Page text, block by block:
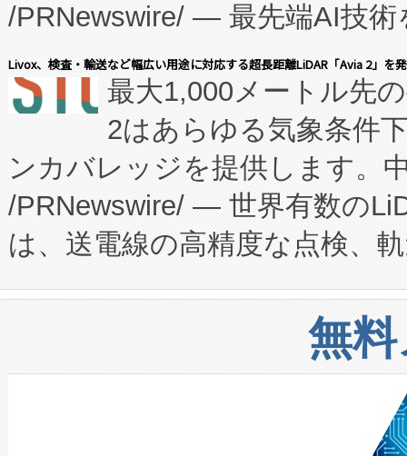
キー方式で拡張性が高く、持
す。FCCM‑を活用した現地生
患者にとっての費用負担を大
のアクセスを大幅に拡大する
Fully-Connected Continuous
プログラムには、施設設計・
に関する技術移転および知的
構造化トレーニングカリキュ
上げおよび商用化段階におけ
設備整備および立ち上げ調整
加組織は、Enzeneのバイオ
選定された製品について、自
/PRNewswire/ — 最先端AI技術
会社エーアイ・アンド：本社
President原信平）と、エンタ
ードするVoltaiqは、日本にあ
ーエネルギー貯蔵システム（
た。 Voltaiq独自のAI搭載プラ
定、統合、導入、運用に至る
安全性を追跡し、確保する事
増加しているデータセンター
る電力網に大きな負担をかけ
事業者の負担軽減という課題
系統連系を迅速にし、ピーク
Livox、検査・輸送など幅広い用途に対応する超長距離LiDAR「Avia 2」を
最大1,000メートル先
2はあらゆる気象条件
ンカバレッジを提供します。
/PRNewswire/ — 世界有数の
は、送電線の高精度な点検、
や穀物倉庫におけるバルク材
リューション「Avia 2」を発
したAvia 2は、1,000メート
狭視野のFOVを切り替えるこ
ケーブル、枝などの細かな対
無